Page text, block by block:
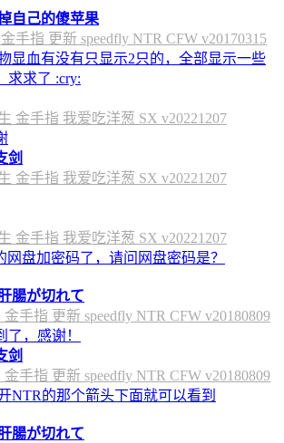
自己的傻苹果
手指 更新 speedfly NTR CFW v20170315
显血有没有只显示2只的，全部显示一些
求求了 :cry:
金手指 我爱吃洋葱 SX v20221207
剑
金手指 我爱吃洋葱 SX v20221207
金手指 我爱吃洋葱 SX v20221207
网盘加密码了，请问网盘密码是？
腸が切れて
手指 更新 speedfly NTR CFW v20180809
了，感谢！
剑
手指 更新 speedfly NTR CFW v20180809
NTR的那个箭头下面就可以看到
腸が切れて